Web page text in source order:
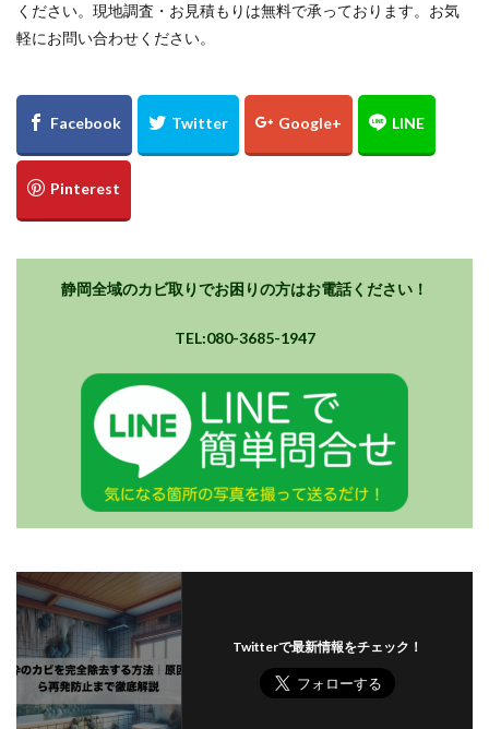
ください。現地調査・お見積もりは無料で承っております。お気
軽にお問い合わせください。
静岡全域のカビ取りでお困りの方はお電話ください！
TEL:080-3685-1947
Twitterで最新情報をチェック！